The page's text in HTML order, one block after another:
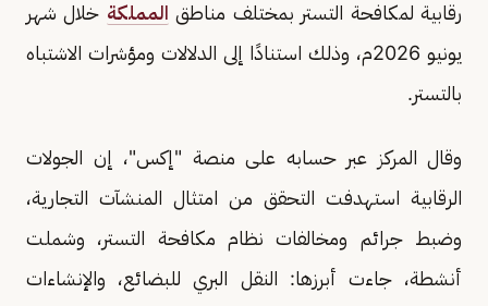
رقابية لمكافحة التستر بمختلف مناطق المملكة خلال شهر
يونيو 2026م، وذلك استنادًا إلى الدلالات ومؤشرات الاشتباه
بالتستر.
وقال المركز عبر حسابه على منصة "إكس"، إن الجولات
الرقابية استهدفت التحقق من امتثال المنشآت التجارية،
وضبط جرائم ومخالفات نظام مكافحة التستر، وشملت
أنشطة، جاءت أبرزها: النقل البري للبضائع، والإنشاءات